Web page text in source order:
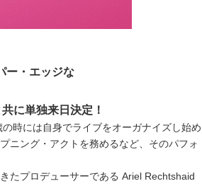
ー・エッジな
に単独来日決定！
時には自身でライブをオーガナイズし始め
ニング・アクトを務めるなど、そのパフォ
たプロデューサーである Ariel Rechtshaid